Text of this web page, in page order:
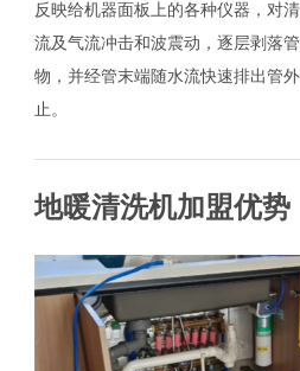
反映给机器面板上的各种仪器，对
流及气流冲击和波震动，逐层剥落
物，并经管末端随水流快速排出管
止。
地暖清洗机加盟优势